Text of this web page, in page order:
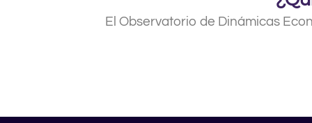
El Observatorio de Dinámicas